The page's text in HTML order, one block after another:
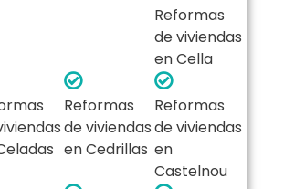
Reformas
de viviendas
en Cella
Reformas
de viviendas
en Cedrillas
Reformas
de viviendas
en
Castelnou